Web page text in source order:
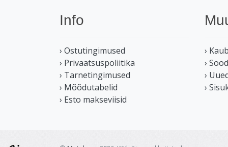
Info
› Ostutingimused
› Privaatsuspoliitika
› Tarnetingimused
› Mõõdutabelid
› Esto makseviisid
›
›
›
›